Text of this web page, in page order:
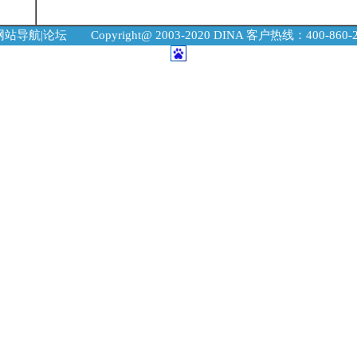
站导航|论坛 Copyright@ 2003-2020 DINA 客户热线：400-860-